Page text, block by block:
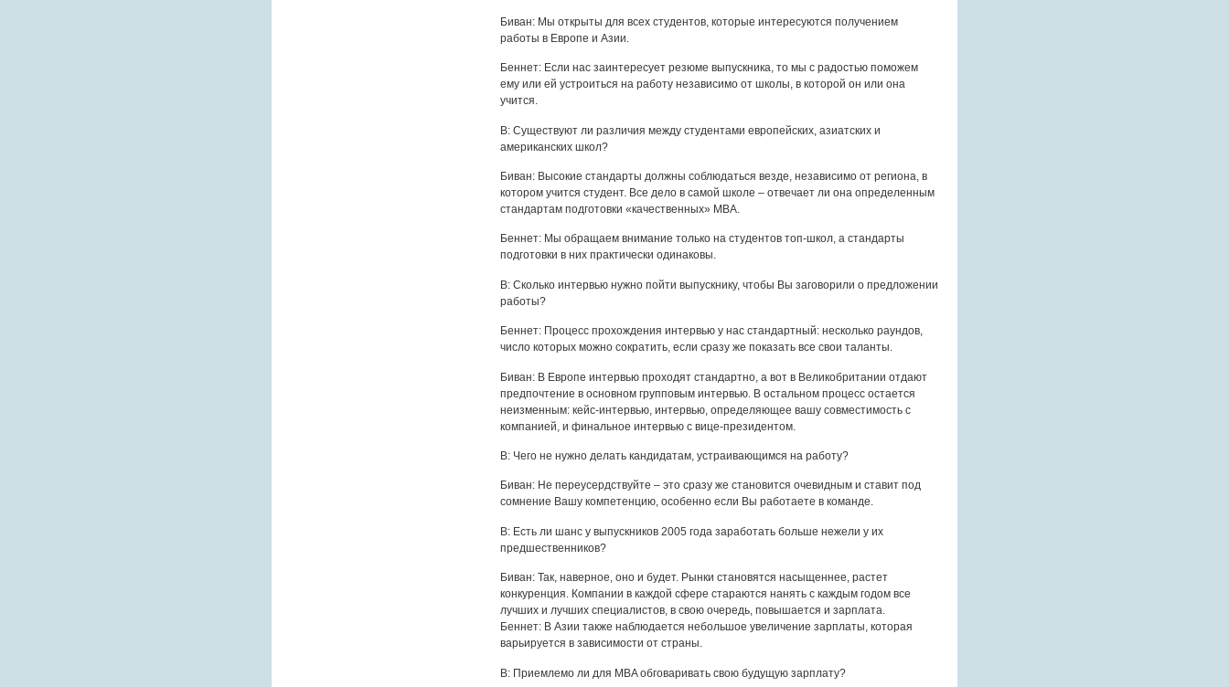
Биван: Мы открыты для всех студентов, которые интересуются получением
работы в Европе и Азии.
Беннет: Если нас заинтересует резюме выпускника, то мы с радостью поможем
ему или ей устроиться на работу независимо от школы, в которой он или она
учится.
В: Существуют ли различия между студентами европейских, азиатских и
американских школ?
Биван: Высокие стандарты должны соблюдаться везде, независимо от региона, в
котором учится студент. Все дело в самой школе – отвечает ли она определенным
стандартам подготовки «качественных» MBA.
Беннет: Мы обращаем внимание только на студентов топ-школ, а стандарты
подготовки в них практически одинаковы.
В: Сколько интервью нужно пойти выпускнику, чтобы Вы заговорили о предложении
работы?
Беннет: Процесс прохождения интервью у нас стандартный: несколько раундов,
число которых можно сократить, если сразу же показать все свои таланты.
Биван: В Европе интервью проходят стандартно, а вот в Великобритании отдают
предпочтение в основном групповым интервью. В остальном процесс остается
неизменным: кейс-интервью, интервью, определяющее вашу совместимость с
компанией, и финальное интервью с вице-президентом.
В: Чего не нужно делать кандидатам, устраивающимся на работу?
Биван: Не переусердствуйте – это сразу же становится очевидным и ставит под
сомнение Вашу компетенцию, особенно если Вы работаете в команде.
В: Есть ли шанс у выпускников 2005 года заработать больше нежели у их
предшественников?
Биван: Так, наверное, оно и будет. Рынки становятся насыщеннее, растет
конкуренция. Компании в каждой сфере стараются нанять с каждым годом все
лучших и лучших специалистов, в свою очередь, повышается и зарплата.
Беннет: В Азии также наблюдается небольшое увеличение зарплаты, которая
варьируется в зависимости от страны.
В: Приемлемо ли для MBA обговаривать свою будущую зарплату?